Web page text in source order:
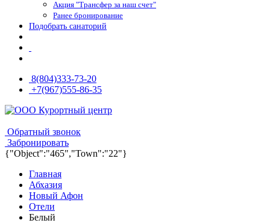
Акция "Трансфер за наш счет"
Ранее бронирование
Подобрать санаторий
8(804)333-73-20
+7(967)555-86-35
Обратный звонок
Забронировать
{"Object":"465","Town":"22"}
Главная
Абхазия
Новый Афон
Отели
Белый